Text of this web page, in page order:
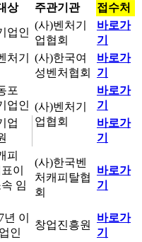
상 주관기관 접수처
업인
(사)벤처기
업협회
바로가
기
처기
(사)한국여
성벤처협회
바로가
기
포
업인 (사)벤처기
업협회
바로가
기
업
바로가
기
피
이
임
(사)한국벤
처캐피탈협
회
바로가
기
이
인
창업진흥원
바로가
기